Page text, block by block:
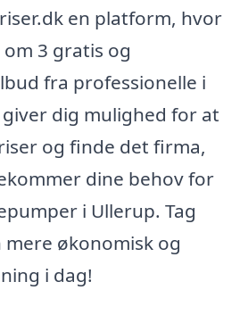
en platform, hvor
3 gratis og
fra professionelle i
dig mulighed for at
og finde det firma,
dine behov for
i Ullerup. Tag
økonomisk og
i dag!